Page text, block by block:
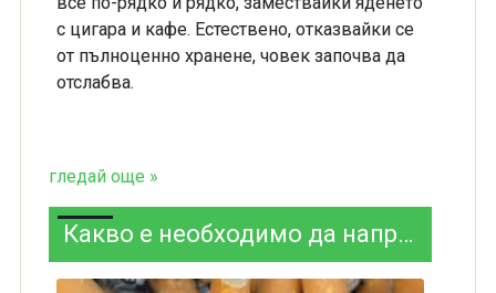
с цигара и кафе. Естествено, отказвайки се
от пълноценно хранене, човек започва да
отслабва.
гледай още »
Какво е необходимо да направим, за да спрем цигарите без последствия?